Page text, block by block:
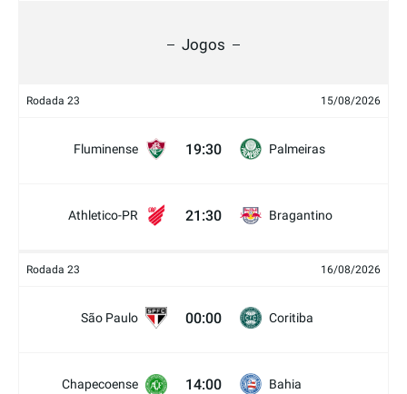
Jogos
Rodada 23 15/08/2026
Fluminense 19:30 Palmeiras
Athletico-PR 21:30 Bragantino
Rodada 23 16/08/2026
São Paulo 00:00 Coritiba
Chapecoense 14:00 Bahia